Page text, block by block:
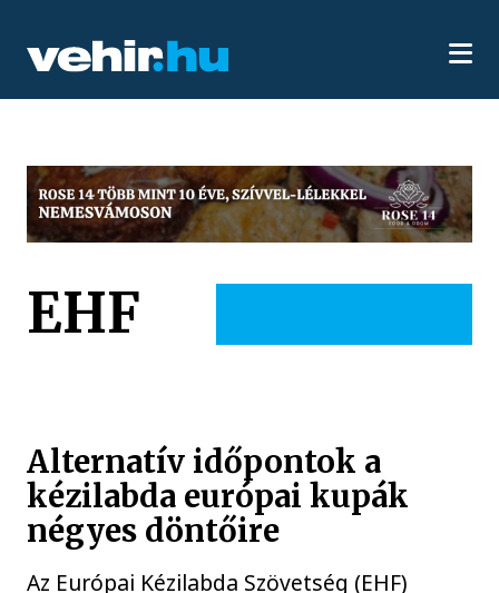
EHF
Alternatív időpontok a
kézilabda európai kupák
négyes döntőire
Az Európai Kézilabda Szövetség (EHF)